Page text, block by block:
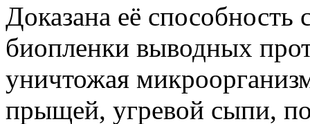
Доказана её способность
биопленки выводных
уничтожая
прыщей, угревой сыпи,